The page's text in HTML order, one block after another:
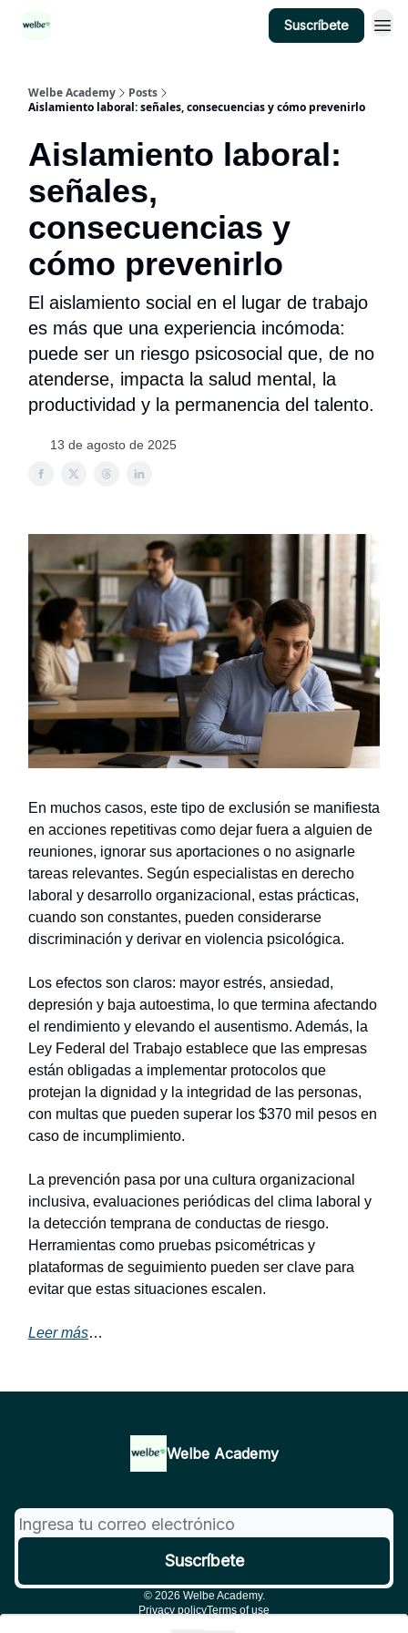
Suscríbete
Welbe Academy
Posts
Aislamiento laboral: señales, consecuencias y cómo prevenirlo
Aislamiento laboral:
señales,
consecuencias y
cómo prevenirlo
El aislamiento social en el lugar de trabajo
es más que una experiencia incómoda:
puede ser un riesgo psicosocial que, de no
atenderse, impacta la salud mental, la
productividad y la permanencia del talento.
13 de agosto de 2025
En muchos casos, este tipo de exclusión se manifiesta
en acciones repetitivas como dejar fuera a alguien de
reuniones, ignorar sus aportaciones o no asignarle
tareas relevantes. Según especialistas en derecho
laboral y desarrollo organizacional, estas prácticas,
cuando son constantes, pueden considerarse
discriminación y derivar en violencia psicológica.
Los efectos son claros: mayor estrés, ansiedad,
depresión y baja autoestima, lo que termina afectando
el rendimiento y elevando el ausentismo. Además, la
Ley Federal del Trabajo establece que las empresas
están obligadas a implementar protocolos que
protejan la dignidad y la integridad de las personas,
con multas que pueden superar los $370 mil pesos en
caso de incumplimiento.
La prevención pasa por una cultura organizacional
inclusiva, evaluaciones periódicas del clima laboral y
la detección temprana de conductas de riesgo.
Herramientas como pruebas psicométricas y
plataformas de seguimiento pueden ser clave para
evitar que estas situaciones escalen.
Leer más…
Welbe Academy
© 2026 Welbe Academy.
Privacy policyTerms of use